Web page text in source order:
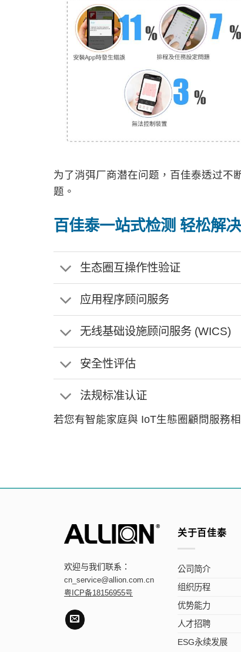
为了消弭厂商潜在问题，百佳泰透过不
题。
百佳泰一站式检测 轻松解
生态圈互操作性验证
应用程序顾问服务
无线基础设施顾问服务 (WICS)
安全性评估
法规标准认证
若您有智能家庭與 IoT生態圈顧問服務
欢迎与我们联系：
cn_service@allion.com.cn
粤ICP备18156955号
关于百佳泰
公司简介
组织历程
优势能力
人才招聘
ESG永续发展